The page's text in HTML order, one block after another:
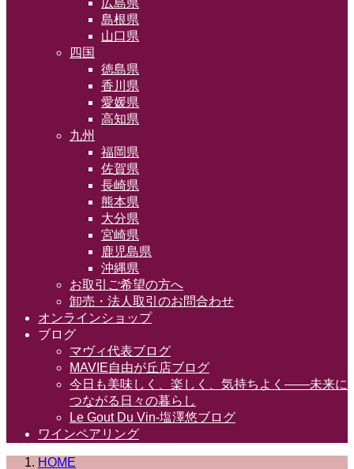
広島県
島根県
山口県
四国
徳島県
香川県
愛媛県
高知県
九州
福岡県
佐賀県
長崎県
熊本県
大分県
宮崎県
鹿児島県
沖縄県
お取引ご希望の方へ
卸売・法人取引のお問合わせ
オンラインショップ
ブログ
マヴィ代表ブログ
MAVIE自由が丘店ブログ
今日も美味しく、楽しく、気持ちよく――未来に
つながる日々の暮らし
Le Gout Du Vin-塩澤悠ブログ
ワインペアリング
HOME